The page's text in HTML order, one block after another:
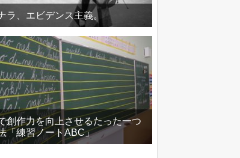
ラ、エビデンス主義。
創作力を向上させるたった一つ
「練習ノートABC」